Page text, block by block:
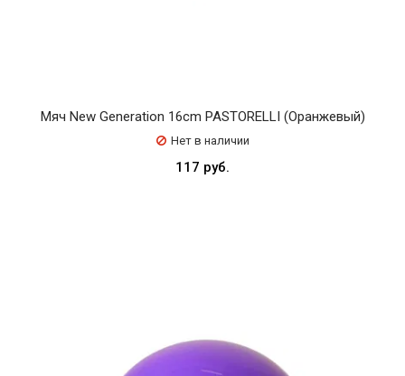
Мяч New Generation 16cm PASTORELLI (Оранжевый)
Нет в наличии
117 руб.